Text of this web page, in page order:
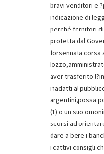
bravi venditori e
indicazione di
perché fornitori di
protetta dal
forsennata corsa
aver trasferito
inadatti al
argentini,possa
(1) o un suo
scorsi ad
dare a bere i
i cattivi consigli